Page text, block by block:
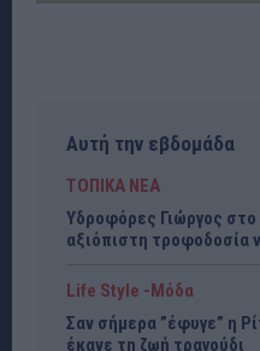
Αυτή την εβδομάδα
ΤΟΠΙΚΑ ΝΕΑ
Υδροφόρες Γιώργος στο
αξιόπιστη τροφοδοσία
Life Style -Μόδα
Σαν σήμερα ”έφυγε” η
έκανε τη ζωή τραγούδι